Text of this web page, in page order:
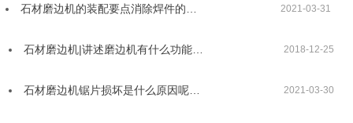
石材磨边机的装配要点消除焊件的… 2021-03-31
石材磨边机|讲述磨边机有什么功能… 2018-12-25
石材磨边机锯片损坏是什么原因呢… 2021-03-30